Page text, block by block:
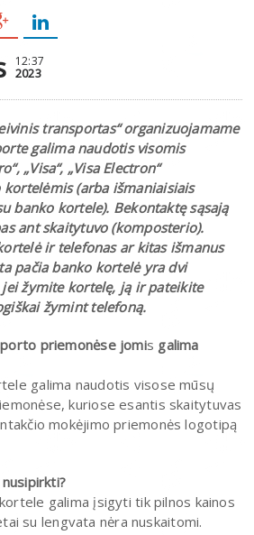
12:37
2023
transportas“ organizuojamame
galima naudotis visomis
„Visa“, „Visa Electron“
(arba išmaniaisiais
banko kortele). Bekontaktę sąsają
ant skaitytuvo (komposterio).
ir telefonas ar kitas išmanus
pačia banko kortelė yra dvi
žymite kortelę, ją ir pateikite
žymint telefoną.
priemonėse jomis galima
galima naudotis visose mūsų
kuriose esantis skaitytuvas
mokėjimo priemonės logotipą
galima įsigyti tik pilnos kainos
su lengvata nėra nuskaitomi.